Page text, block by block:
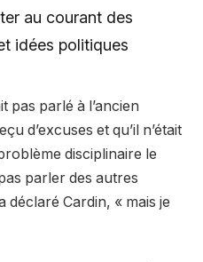
au courant des
idées politiques
pas parlé à l’ancien
d’excuses et qu’il n’était
disciplinaire le
parler des autres
déclaré Cardin, « mais je